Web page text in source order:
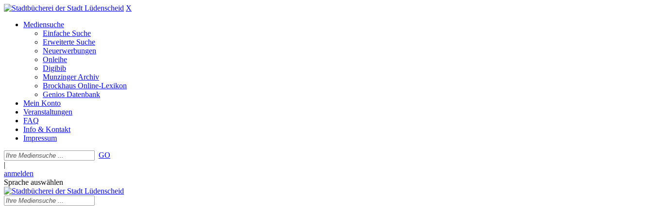
X
Mediensuche
Einfache Suche
Erweiterte Suche
Neuerwerbungen
Onleihe
Digibib
Munzinger Archiv
Brockhaus Online-Lexikon
Genios Datenbank
Mein Konto
Veranstaltungen
FAQ
Info & Kontakt
Impressum
GO
|
anmelden
Sprache auswählen